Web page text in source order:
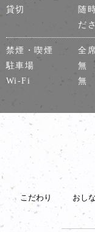
貸切
随
だ
禁煙・喫煙
全
駐車場
無
Wi-Fi
無
こだわり おし